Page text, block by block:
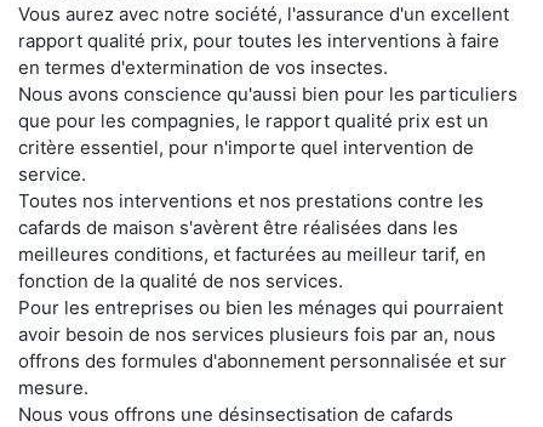
Vous aurez avec notre société, l'assurance d'un excellent
rapport qualité prix, pour toutes les interventions à faire
en termes d'extermination de vos insectes.
Nous avons conscience qu'aussi bien pour les particuliers
que pour les compagnies, le rapport qualité prix est un
critère essentiel, pour n'importe quel intervention de
service.
Toutes nos interventions et nos prestations contre les
cafards de maison s'avèrent être réalisées dans les
meilleures conditions, et facturées au meilleur tarif, en
fonction de la qualité de nos services.
Pour les entreprises ou bien les ménages qui pourraient
avoir besoin de nos services plusieurs fois par an, nous
offrons des formules d'abonnement personnalisée et sur
mesure.
Nous vous offrons une désinsectisation de cafards